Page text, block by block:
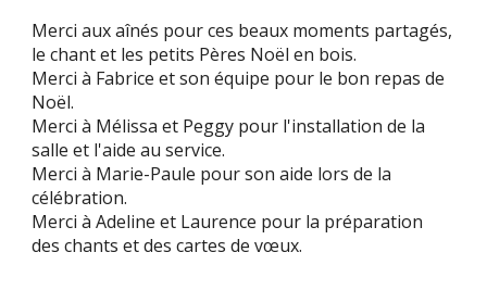
Merci aux aînés pour ces beaux moments partagés,
le chant et les petits Pères Noël en bois.
Merci à Fabrice et son équipe pour le bon repas de
Noël.
Merci à Mélissa et Peggy pour l'installation de la
salle et l'aide au service.
Merci à Marie-Paule pour son aide lors de la
célébration.
Merci à Adeline et Laurence pour la préparation
des chants et des cartes de vœux.